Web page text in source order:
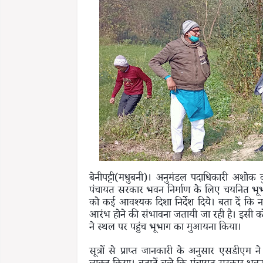
बेनीपट्टी(मधुबनी)। अनुमंडल पदाधिकारी
पंचायत सरकार भवन निर्माण के लिए चयनित
को कई आवश्यक दिशा निर्देश दिये। बता दें कि
आरंभ होने की संभावना जतायी जा रही है।
ने स्थल पर पहुंच भूभाग का मुआयना किया।
सूत्रों से प्राप्त जानकारी के अनुसार